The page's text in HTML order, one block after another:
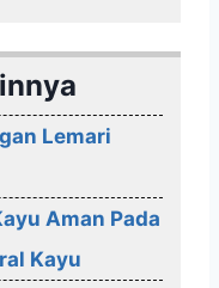
Lemari
Aman Pada
Kayu